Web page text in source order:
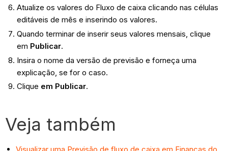
Atualize os valores do Fluxo de caixa clicando nas células
editáveis de mês e inserindo os valores.
Quando terminar de inserir seus valores mensais, clique
em Publicar.
Insira o nome da versão de previsão e forneça uma
explicação, se for o caso.
Clique em Publicar.
Veja também